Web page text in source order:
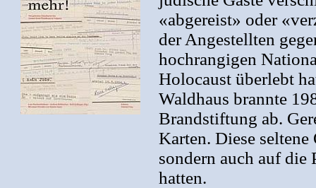
«abgereist» oder
der Angestellten
hochrangigen
Holocaust überlebt
Waldhaus brannte
Brandstiftung ab.
Karten. Diese
sondern auch auf die
hatten.